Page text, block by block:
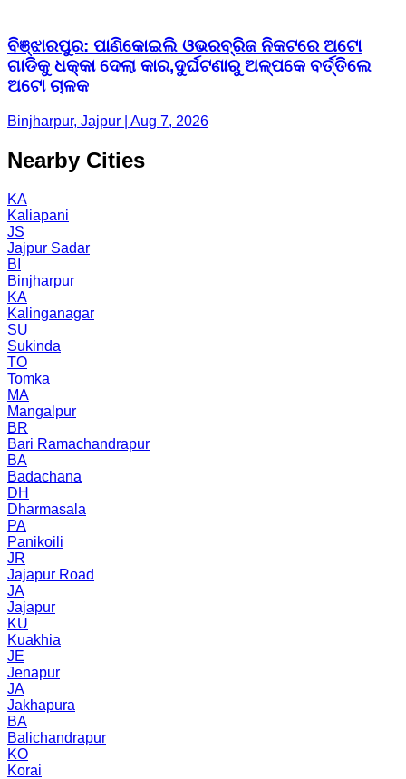
ବିଞ୍ଝାରପୁର: ପାଣିକୋଇଲି ଓଭରବ୍ରିଜ ନିକଟରେ ଅଟୋ
ଗାଡିକୁ ଧକ୍କା ଦେଲା କାର,ଦୁର୍ଘଟଣାରୁ ଅଳ୍ପକେ ବର୍ତ୍ତିଲେ
ଅଟୋ ଚାଳକ
Binjharpur, Jajpur | Aug 7, 2026
Nearby Cities
KA
Kaliapani
JS
Jajpur Sadar
BI
Binjharpur
KA
Kalinganagar
SU
Sukinda
TO
Tomka
MA
Mangalpur
BR
Bari Ramachandrapur
BA
Badachana
DH
Dharmasala
PA
Panikoili
JR
Jajapur Road
JA
Jajapur
KU
Kuakhia
JE
Jenapur
JA
Jakhapura
BA
Balichandrapur
KO
Korai